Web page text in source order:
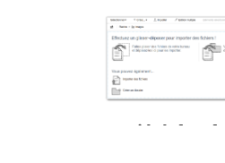
Propriété des